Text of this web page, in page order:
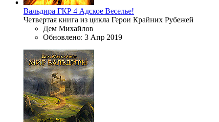
Вальдира ГКР 4 Адское Веселье!
Четвертая книга из цикла Герои Крайних Рубежей
Дем Михайлов
Обновлено: 3 Апр 2019